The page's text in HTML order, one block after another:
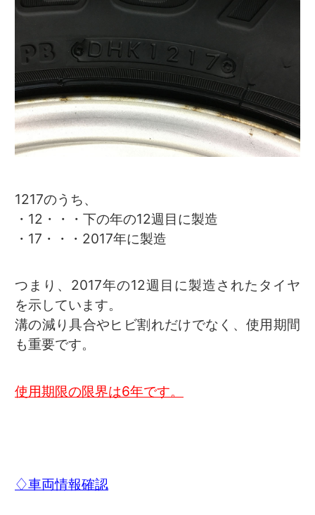
1217のうち、
・12・・・下の年の12週目に製造
・17・・・2017年に製造
つまり、2017年の12週目に製造されたタイヤ
を示しています。
溝の減り具合やヒビ割れだけでなく、使用期間
も重要です。
使用期限の限界は6年です。
♢車両情報確認